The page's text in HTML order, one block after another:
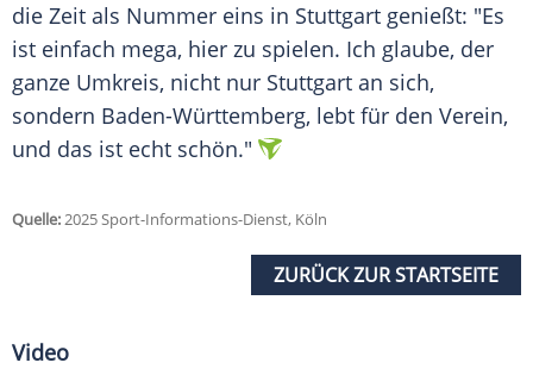
die Zeit als Nummer eins in Stuttgart genießt: "Es
ist einfach mega, hier zu spielen. Ich glaube, der
ganze Umkreis, nicht nur Stuttgart an sich,
sondern Baden-Württemberg, lebt für den Verein,
und das ist echt schön."
Quelle:2025 Sport-Informations-Dienst, Köln
ZURÜCK ZUR STARTSEITE
Video